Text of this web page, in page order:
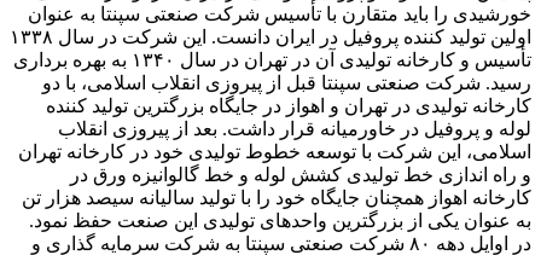
خورشیدی را باید متقارن با تأسیس شرکت صنعتی سپنتا به عنوان
اولین تولید کننده پروفیل در ایران دانست. این شرکت در سال ۱۳۳۸
تأسیس و کارخانه تولیدی آن در تهران در سال ۱۳۴۰ به بهره برداری
رسید. شرکت صنعتی سپنتا قبل از پیروزی انقلاب اسلامی، با دو
کارخانه تولیدی در تهران و اهواز در جایگاه بزرگترین تولید کننده
لوله و پروفیل در خاورمیانه قرار داشت. بعد از پیروزی انقلاب
اسلامی، این شرکت با توسعه خطوط تولیدی خود در کارخانه تهران
و راه اندازی خط تولیدی کشش لوله و خط گالوانیزه ورق در
کارخانه اهواز همچنان جایگاه خود را با تولید سالیانه سیصد هزار تن
به عنوان یکی از بزرگترین واحدهای تولیدی این صنعت حفظ نمود.
در اوایل دهه ۸۰ شرکت صنعتی سپنتا به شرکت سرمایه گذاری و